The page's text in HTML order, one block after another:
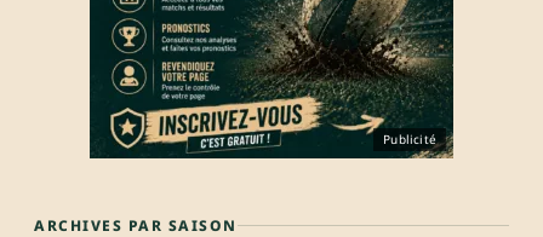
Publicité
ARCHIVES PAR SAISON